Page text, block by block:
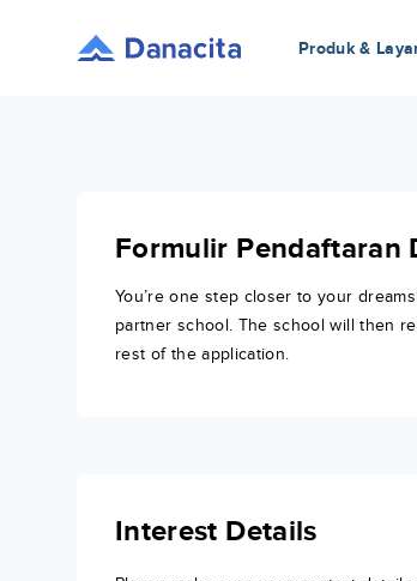
Produk &
Formulir Pendaftaran
You’re one step closer to your
partner school. The school will then
rest of the application.
Interest Details